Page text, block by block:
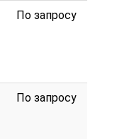
По запросу
По запросу